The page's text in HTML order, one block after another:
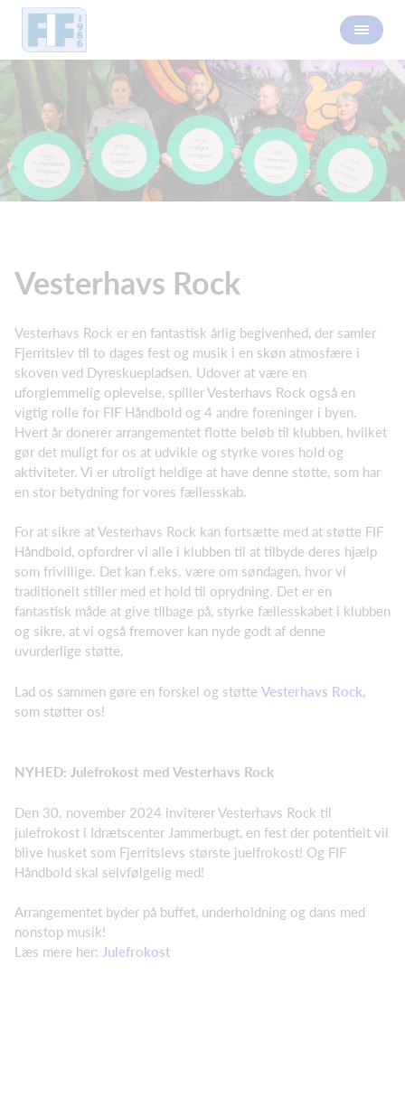
Vesterhavs Rock
Vesterhavs Rock er en fantastisk årlig begivenhed, der samler
Fjerritslev til to dages fest og musik i en skøn atmosfære i
skoven ved Dyreskuepladsen. Udover at være en
uforglemmelig oplevelse, spiller Vesterhavs Rock også en
vigtig rolle for FIF Håndbold og 4 andre foreninger i byen.
Hvert år donerer arrangementet flotte beløb til klubben, hvilket
gør det muligt for os at udvikle og styrke vores hold og
aktiviteter. Vi er utroligt heldige at have denne støtte, som har
en stor betydning for vores fællesskab.
For at sikre at Vesterhavs Rock kan fortsætte med at støtte FIF
Håndbold, opfordrer vi alle i klubben til at tilbyde deres hjælp
som frivillige. Det kan f.eks. være om søndagen, hvor vi
traditionelt stiller med et hold til oprydning. Det er en
fantastisk måde at give tilbage på, styrke fællesskabet i klubben
og sikre, at vi også fremover kan nyde godt af denne
uvurderlige støtte.
Lad os sammen gøre en forskel og støtte Vesterhavs Rock,
som støtter os!
NYHED: Julefrokost med Vesterhavs Rock
Den 30. november 2024 inviterer Vesterhavs Rock til
julefrokost i Idrætscenter Jammerbugt, en fest der potentielt vil
blive husket som Fjerritslevs største juelfrokost! Og FIF
Håndbold skal selvfølgelig med!
Arrangementet byder på buffet, underholdning og dans med
nonstop musik!
Læs mere her: Julefrokost